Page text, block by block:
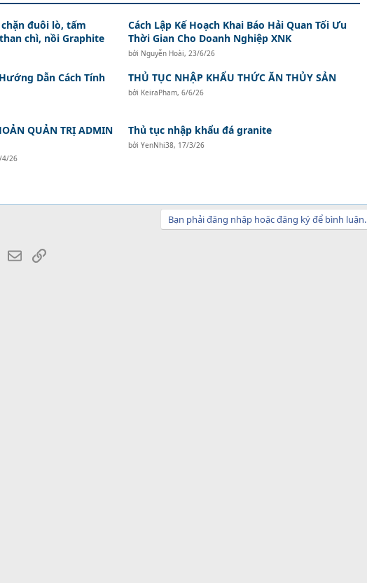
đuôi lò, tấm
chì, nồi Graphite
Cách Lập Kế Hoạch Khai Báo Hải Quan Tối Ưu
Thời Gian Cho Doanh Nghiệp XNK
bởi Nguyễn Hoài, 23/6/26
Dẫn Cách Tính
THỦ TỤC NHẬP KHẨU THỨC ĂN THỦY SẢN
bởi KeiraPham, 6/6/26
QUẢN TRỊ ADMIN
4/26
Thủ tục nhập khẩu đá granite
bởi YenNhi38, 17/3/26
Bạn phải đăng nhập hoặc đăng ký để bình luận.
WhatsApp
EmailLink